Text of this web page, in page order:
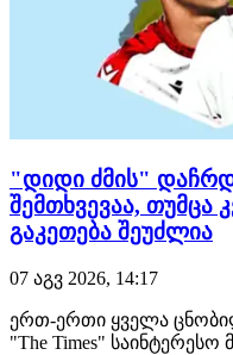
"დიდი ძმის"
შემთხვევაა, თუმცა
გაკეთება შეუძლია
07 აგვ 2026, 14:17
ერთ-ერთი ყველა
"The Times"